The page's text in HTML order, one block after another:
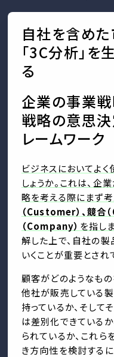
自社を含め
「3C分析」
る
企業の事業戦
戦略の意思
レームワーク
ビジネスにおいてよく
しょうか。これは、企
略を考える際にまず
（Customer）、競合
（Company） を指し
解した上で、自社の
いくことが重要とされ
顧客がどのようなも
他社が販売している
持っているか、そし
は差別化できている
られているか、これら
き方向性を検討する